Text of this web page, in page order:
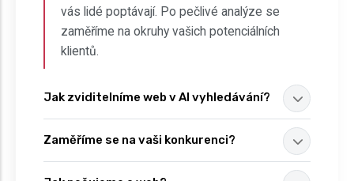
vás lidé poptávají. Po pečlivé analýze se
zaměříme na okruhy vašich potenciálních
klientů.
Jak zviditelníme web v AI vyhledávání?
Zaměříme se na vaši konkurenci?